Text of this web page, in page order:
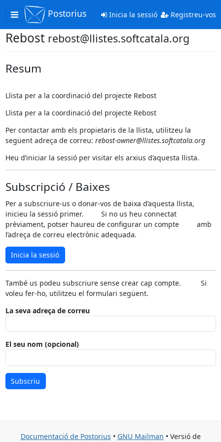
Toggle
navigation
Postorius Inicia la sessió Registreu-vos
Rebost rebost@llistes.softcatala.org
Resum
Llista per a la coordinació del projecte Rebost
Llista per a la coordinació del projecte Rebost
Per contactar amb els propietaris de la llista, utilitzeu la
següent adreça de correu: rebost-owner@llistes.softcatala.org
Heu d’iniciar la sessió per visitar els arxius d’aquesta llista.
Subscripció / Baixes
Per a subscriure-us o donar-vos de baixa d’aquesta llista,
inicieu la sessió primer. Si no us heu connectat
prèviament, potser haureu de configurar un compte amb
l’adreça de correu electrònic adequada.
Inicia la sessió
També us podeu subscriure sense crear cap compte. Si
voleu fer-ho, utilitzeu el formulari següent.
La seva adreça de correu
El seu nom (opcional)
Subscriu
Documentació de Postorius • GNU Mailman • Versió de